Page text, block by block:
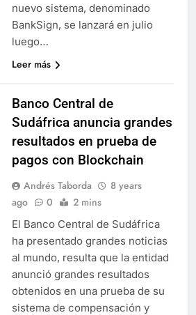
nuevo sistema, denominado
BankSign, se lanzará en julio
luego…
Leer más
Banco Central de
Sudáfrica anuncia grandes
resultados en prueba de
pagos con Blockchain
Andrés Taborda
8 years
ago
0 2 mins
El Banco Central de Sudáfrica
ha presentado grandes noticias
al mundo, resulta que la entidad
anunció grandes resultados
obtenidos en una prueba de su
sistema de compensación y